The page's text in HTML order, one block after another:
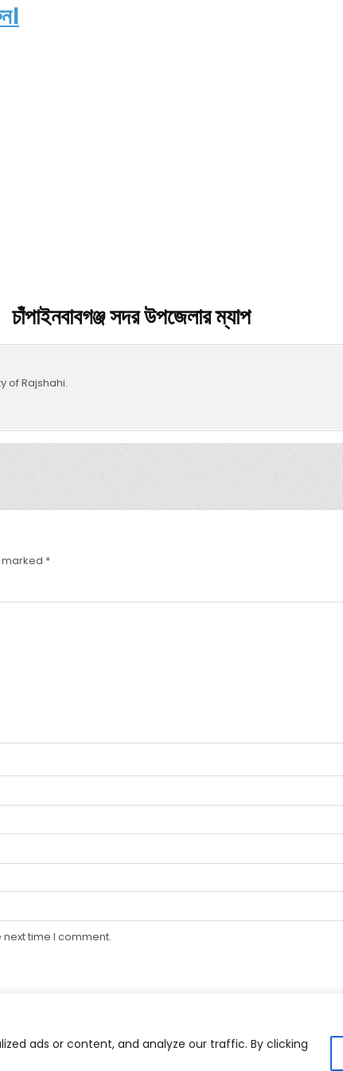
ads or content, and analyze our traffic. By clicking
চাঁপাইনবাবগঞ্জ সদর উপজেলার ম্যাপ
of Rajshahi.
*
time I comment.